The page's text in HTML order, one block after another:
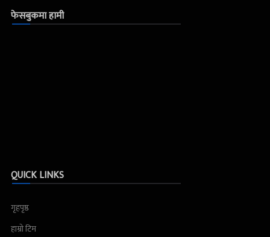
फेसबुकमा हामी
QUICK LINKS
गृहपृष्ठ
हाम्रो टिम